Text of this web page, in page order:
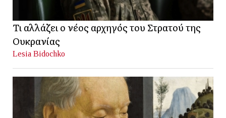
Τι αλλάζει ο νέος αρχηγός του Στρατού της
Ουκρανίας
Lesia Bidochko